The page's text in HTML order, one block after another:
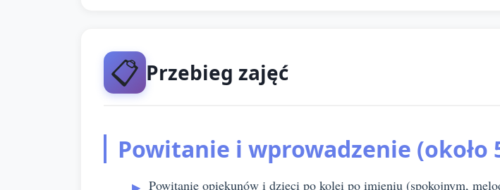
📋 Przebieg zajęć
Powitanie i wprowadzenie (około
Powitanie opiekunów i dzieci po kolei po imieniu (spokojnym,